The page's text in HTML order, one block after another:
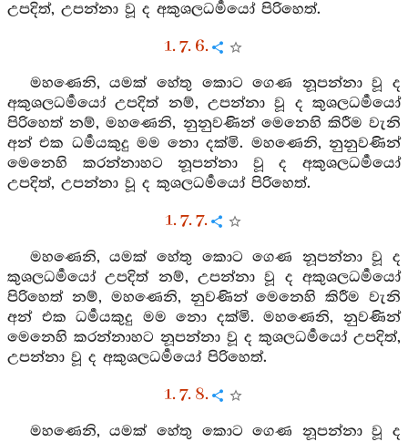
උපදිත්, උපන්නා වූ ද අකුශලධර්‍මයෝ පිරිහෙත්.
1. 7. 6.
මහණෙනි, යමක් හේතු කොට ගෙණ නූපන්නා වූ ද
අකුශලධර්‍මයෝ උපදිත් නම්, උපන්නා වූ ද කුශලධර්‍මයෝ
පිරිහෙත් නම්, මහණෙනි, නුනුවණින් මෙනෙහි කිරීම වැනි
අන් එක ධර්‍මයකුදු මම නො දක්මි. මහණෙනි, නුනුවණින්
මෙනෙහි කරන්නාහට නූපන්නා වූ ද අකුශලධර්‍මයෝ
උපදිත්, උපන්නා වූ ද කුශලධර්‍මයෝ පිරිහෙත්.
1. 7. 7.
මහණෙනි, යමක් හේතු කොට ගෙණ නූපන්නා වූ ද
කුශලධර්‍මයෝ උපදිත් නම්, උපන්නා වූ ද අකුශලධර්‍මයෝ
පිරිහෙත් නම්, මහණෙනි, නුවණින් මෙනෙහි කිරීම වැනි
අන් එක ධර්‍මයකුදු මම නො දක්මි. මහණෙනි, නුවණින්
මෙනෙහි කරන්නාහට නූපන්නා වූ ද කුශලධර්‍මයෝ උපදිත්,
උපන්නා වූ ද අකුශලධර්‍මයෝ පිරිහෙත්.
1. 7. 8.
මහණෙනි, යමක් හේතු කොට ගෙණ නූපන්නා වූ ද